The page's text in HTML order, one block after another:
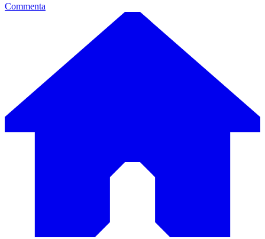
Commenta